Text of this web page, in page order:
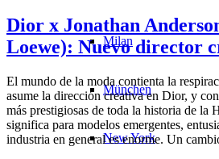
Milan
München
New York
Dior x Jonathan
Loewe): Nuevo director
El mundo de la moda contienta la
asume la dirección creativa en Dior, y
más prestigiosas de toda la historia de la
significa para modelos emergentes,
industria en general es enorme. Un